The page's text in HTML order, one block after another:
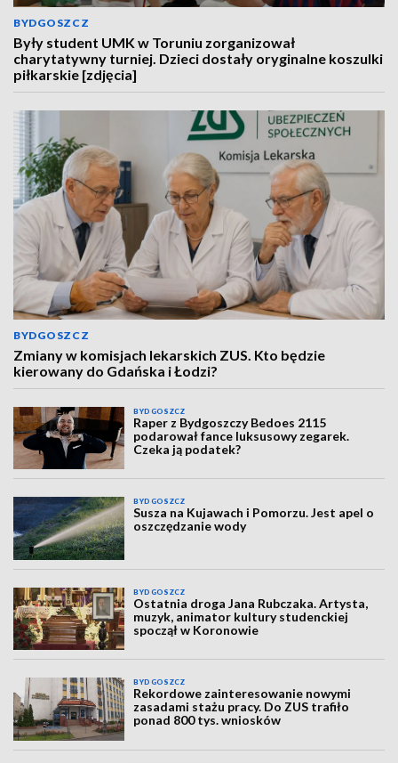
BYDGOSZCZ
Były student UMK w Toruniu zorganizował
charytatywny turniej. Dzieci dostały oryginalne koszulki
piłkarskie [zdjęcia]
BYDGOSZCZ
Zmiany w komisjach lekarskich ZUS. Kto będzie
kierowany do Gdańska i Łodzi?
BYDGOSZCZ
Raper z Bydgoszczy Bedoes 2115
podarował fance luksusowy zegarek.
Czeka ją podatek?
BYDGOSZCZ
Susza na Kujawach i Pomorzu. Jest apel o
oszczędzanie wody
BYDGOSZCZ
Ostatnia droga Jana Rubczaka. Artysta,
muzyk, animator kultury studenckiej
spoczął w Koronowie
BYDGOSZCZ
Rekordowe zainteresowanie nowymi
zasadami stażu pracy. Do ZUS trafiło
ponad 800 tys. wniosków